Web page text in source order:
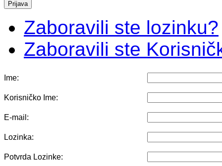
Zaboravili ste lozinku?
Zaboravili ste
Ime:
Korisničko Ime:
E-mail:
Lozinka:
Potvrda Lozinke: